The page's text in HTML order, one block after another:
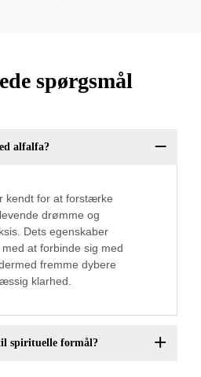
spørgsmål
alfalfa?
kendt for at forstærke
drømme og
Dets egenskaber
at forbinde sig med
fremme dybere
klarhed.
spirituelle formål?